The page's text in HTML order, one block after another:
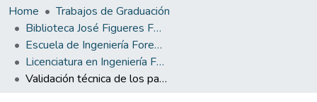
Home
Trabajos de Graduación
Biblioteca José Figueres Ferrer
Escuela de Ingeniería Forestal
Licenciatura en Ingeniería Forestal
Validación técnica de los parámetros para la identificación de humedales palustrinos de acuerdo con el Decreto N° 42760-MINAE